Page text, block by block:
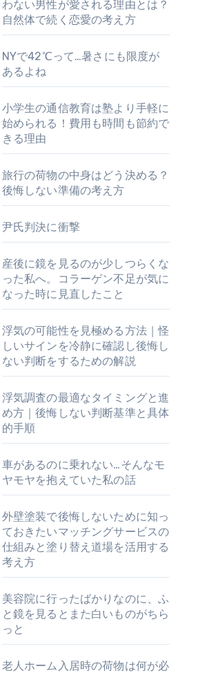
わない男性が愛される理由とは？
自然体で続く恋愛の考え方
NYで42℃って…暑さにも限度が
あるよね
小学生の通信教育は塾より手軽に
始められる！費用も時間も節約で
きる理由
旅行の荷物の中身はどう決める？
後悔しない準備の考え方
尹氏判決に衝撃
産後に鏡を見るのが少しつらくな
った私へ。コラーゲン不足が気に
なった時に見直したこと
浮気の可能性を見極める方法｜怪
しいサインを冷静に確認し後悔し
ない判断をするための解説
浮気調査の最適なタイミングと進
め方｜後悔しない判断基準と具体
的手順
車があるのに乗れない…そんなモ
ヤモヤを抱えていた私の話
外壁塗装で後悔しないために知っ
ておきたいマッチングサービスの
仕組みと塗り替え道場を活用する
考え方
美容院に行ったばかりなのに、ふ
と鏡を見るとまた白いものがちら
っと
老人ホーム入居時の荷物は何が必